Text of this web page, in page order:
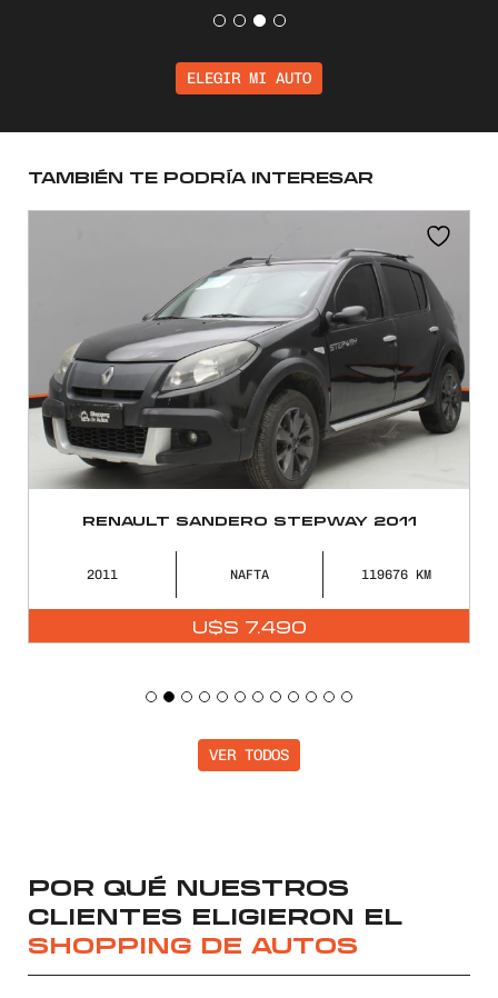
ELEGIR MI AUTO
TAMBIÉN TE PODRÍA INTERESAR
RENAULT SANDERO STEPWAY 2011
2011 NAFTA 119676
U$S 7.490
VER TODOS
POR QUÉ NUESTROS
CLIENTES ELIGIERON EL
SHOPPING DE AUTOS